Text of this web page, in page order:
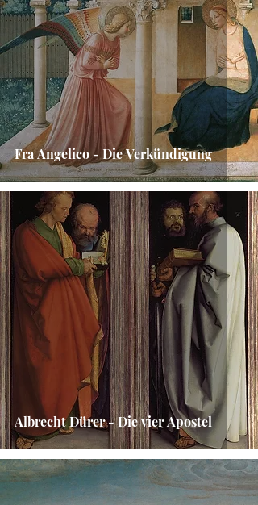
Fra Angelico - Die Verkündigung
Albrecht Dürer - Die vier Apostel